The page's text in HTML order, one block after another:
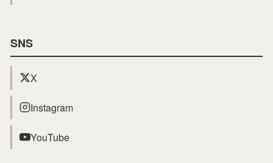
SNS
X
Instagram
YouTube